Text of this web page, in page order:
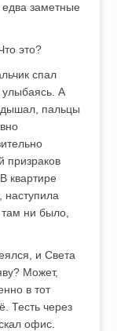
едва заметные
это?
спал
улыбаясь. А
дышал, пальцы
призраков
квартире
наступила
ни было,
и Света
Может,
в тот
Тесть через
офис.